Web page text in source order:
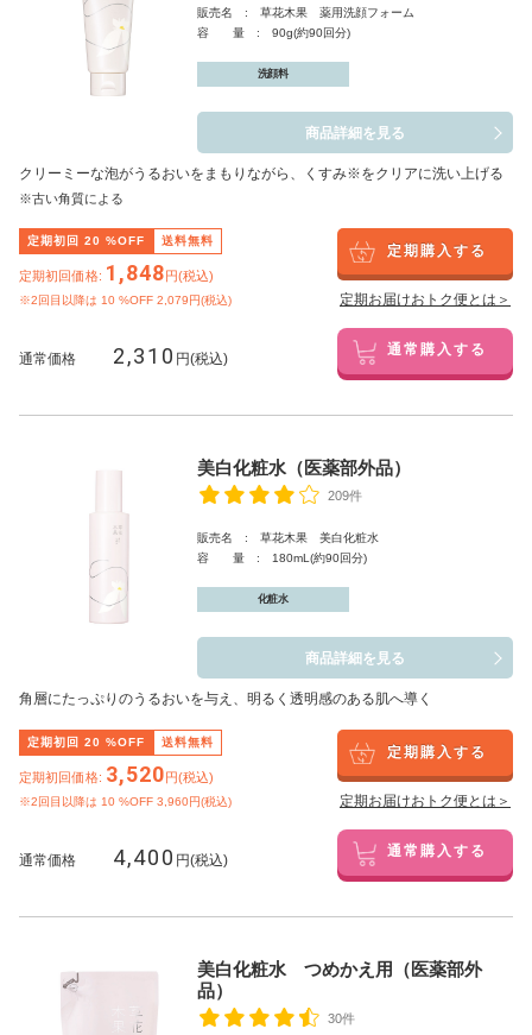
販売名 : 草花木果 薬用洗顔フォーム
容 量 : 90g(約90回分)
洗顔料
商品詳細を見る
クリーミーな泡がうるおいをまもりながら、くすみ※をクリアに洗い上げる
※古い角質による
定期初回 20 %OFF 送料無料
定期初回価格: 1,848円(税込)
※2回目以降は 10 %OFF 2,079円(税込)
定期購入する
定期お届けおトク便とは＞
通常価格 2,310 円(税込) 通常購入する
美白化粧水（医薬部外品）
209件
販売名 : 草花木果 美白化粧水
容 量 : 180mL(約90回分)
化粧水
商品詳細を見る
角層にたっぷりのうるおいを与え、明るく透明感のある肌へ導く
定期初回 20 %OFF 送料無料
定期初回価格: 3,520円(税込)
※2回目以降は 10 %OFF 3,960円(税込)
定期購入する
定期お届けおトク便とは＞
通常価格 4,400 円(税込) 通常購入する
美白化粧水 つめかえ用（医薬部外
品）
30件